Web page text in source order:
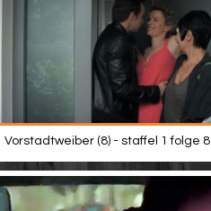
Vorstadtweiber (8) - staffel 1 folge 8